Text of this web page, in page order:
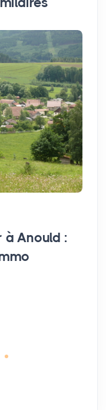
Anould :